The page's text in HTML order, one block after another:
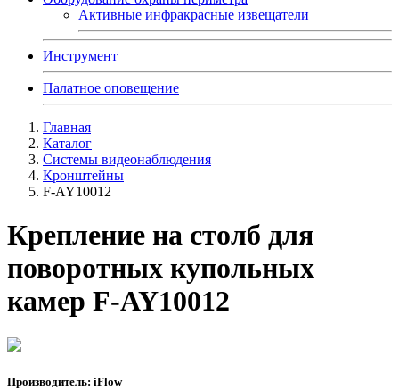
Активные инфракрасные извещатели
Инструмент
Палатное оповещение
Главная
Каталог
Системы видеонаблюдения
Кронштейны
F-AY10012
Крепление на столб для
поворотных купольных
камер F-AY10012
Производитель: iFlow